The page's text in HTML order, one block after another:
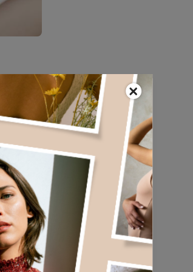
może
rubin